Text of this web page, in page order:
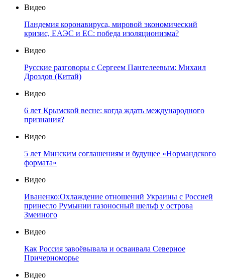
Видео
Пандемия коронавируса, мировой экономический
кризис, ЕАЭС и ЕС: победа изоляционизма?
Видео
Русские разговоры с Сергеем Пантелеевым: Михаил
Дроздов (Китай)
Видео
6 лет Крымской весне: когда ждать международного
признания?
Видео
5 лет Минским соглашениям и будущее «Нормандского
формата»
Видео
Иваненко:Охлаждение отношений Украины с Россией
принесло Румынии газоносный шельф у острова
Змеиного
Видео
Как Россия завоёвывала и осваивала Северное
Причерноморье
Видео